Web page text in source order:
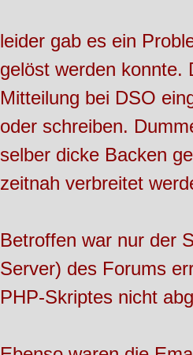
leider gab es ein
gelöst werden konnte.
Mitteilung bei DSO
oder schreiben.
selber dicke Backen
zeitnah verbreitet
Betroffen war nur der
Server) des Forums
PHP-Skriptes nicht